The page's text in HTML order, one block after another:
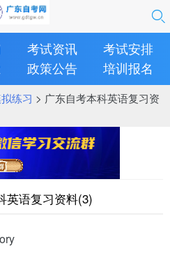
考试资讯
考试安排
政策公告 培训报名
练习 > 广东自考本科英语复习资
英语复习资料(3)